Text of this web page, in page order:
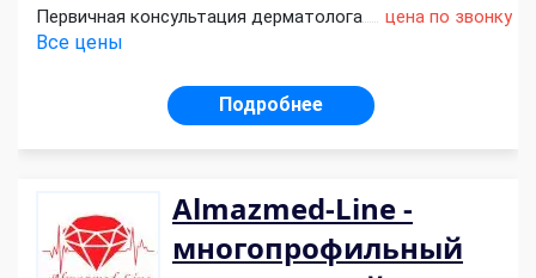
Первичная консультация дерматолога цена по звонку
Все цены
Подробнее
Almazmed-Line -
многопрофильный